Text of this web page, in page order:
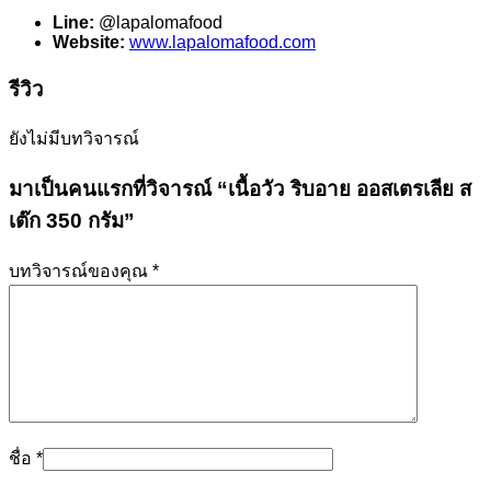
Line: @lapalomafood
Website: www.lapalomafood.com
รีวิว
ยังไม่มีบทวิจารณ์
มาเป็นคนแรกที่วิจารณ์ “เนื้อวัว ริบอาย ออสเตรเลีย ส
เต๊ก 350 กรัม”
บทวิจารณ์ของคุณ *
ชื่อ *